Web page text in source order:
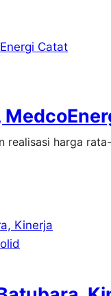
realisasi harga